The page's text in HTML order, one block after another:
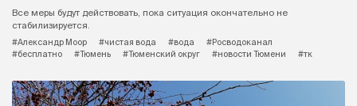
Все меры будут действовать, пока ситуация окончательно не
стабилизируется.
#Александр Моор
#чистая вода #вода
#Росводоканал
#бесплатно
#Тюмень #Тюменский округ #новости Тюмени #тк